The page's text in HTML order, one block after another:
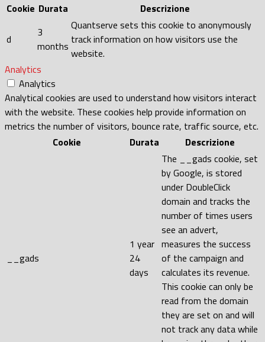
Cookie Durata Descrizione
d
3
months
Quantserve sets this cookie to anonymously
track information on how visitors use the
website.
Analytics
Analytics
Analytical cookies are used to understand how visitors interact
with the website. These cookies help provide information on
metrics the number of visitors, bounce rate, traffic source, etc.
Cookie
Durata Descrizione
__gads
1 year
24
days
The __gads cookie, set
by Google, is stored
under DoubleClick
domain and tracks the
number of times users
see an advert,
measures the success
of the campaign and
calculates its revenue.
This cookie can only be
read from the domain
they are set on and will
not track any data while